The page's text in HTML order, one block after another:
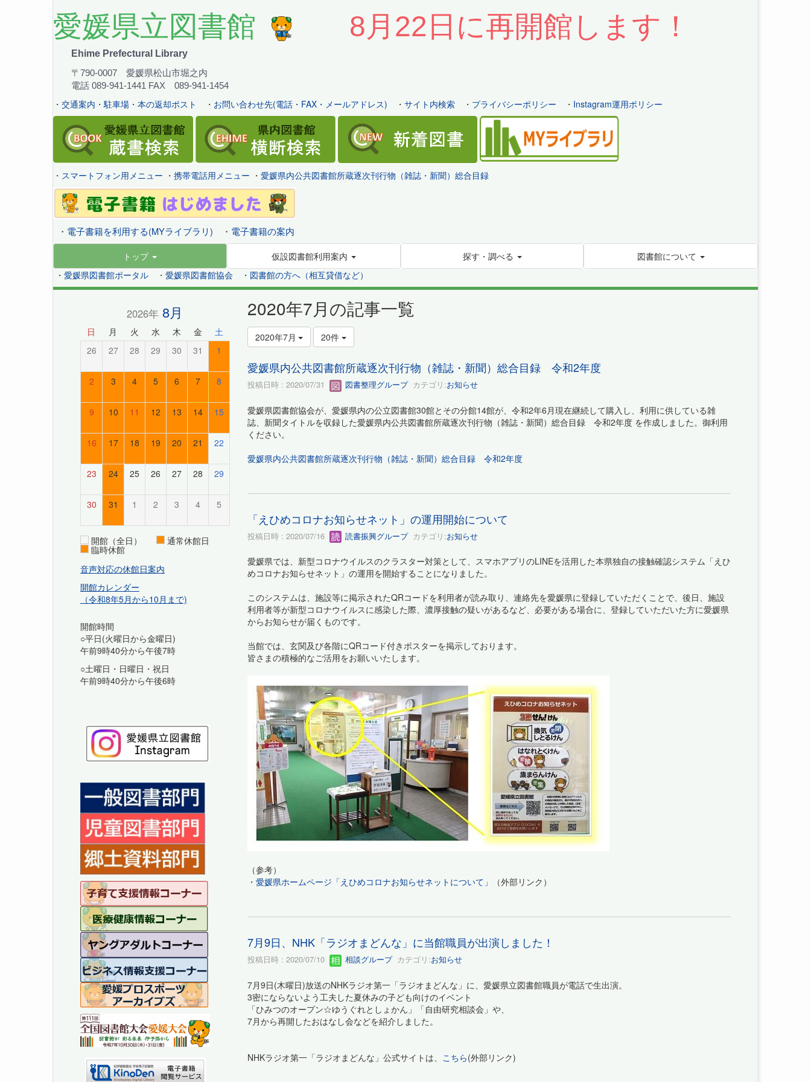
愛媛県立図書館 8月22日に再開館します！
Ehime Prefectural Library
〒790-0007 愛媛県松山市堀之内
電話 089-941-1441 FAX 089-941-1454
・ 交通案内・駐車場・本の返却ポスト ・ お問い合わせ先(電話・FAX・メールアドレス) ・ サイト内検索 ・ プライバシーポリシー ・ Instagram運用ポリシー
・ スマートフォン用メニュー ・ 携帯電話用メニュー ・ 愛媛県内公共図書館所蔵逐次刊行物（雑誌・新聞）総合目録
・ 電子書籍を利用する(MYライブラリ) ・ 電子書籍の案内
トップ 仮設図書館利用案内 探す・調べる
図書館について
・ 愛媛県図書館ポータル ・ 愛媛県図書館協会 ・ 図書館の方へ（相互貸借など）
2020年7月の記事一覧
2020年7月 20件
愛媛県内公共図書館所蔵逐次刊行物（雑誌・新聞）総合目録 令和2年度
投稿日時 : 2020/07/31 図書整理グループカテゴリ:お知らせ
愛媛県図書館協会が、愛媛県内の公立図書館30館とその分館14館が、令和2年6月現在継続して購入し、利用に供している雑
誌、新聞タイトルを収録した愛媛県内公共図書館所蔵逐次刊行物（雑誌・新聞）総合目録 令和2年度 を作成しました。御利用
ください。
愛媛県内公共図書館所蔵逐次刊行物（雑誌・新聞）総合目録 令和2年度
「えひめコロナお知らせネット」の運用開始について
投稿日時 : 2020/07/16 読書振興グループカテゴリ:お知らせ
愛媛県では、新型コロナウイルスのクラスター対策として、スマホアプリのLINEを活用した本県独自の接触確認システム「えひ
めコロナお知らせネット」の運用を開始することになりました。
このシステムは、施設等に掲示されたQRコードを利用者が読み取り、連絡先を愛媛県に登録していただくことで、後日、施設
利用者等が新型コロナウイルスに感染した際、濃厚接触の疑いがあるなど、必要がある場合に、登録していただいた方に愛媛県
からお知らせが届くものです。
当館では、玄関及び各階にQRコード付きポスターを掲示しております。
皆さまの積極的なご活用をお願いいたします。
（参考）
・ 愛媛県ホームページ「えひめコロナお知らせネットについて」 （外部リンク）
7月9日、NHK「ラジオまどんな」に当館職員が出演しました！
投稿日時 : 2020/07/10 相談グループカテゴリ:お知らせ
7月9日(木曜日)放送のNHKラジオ第一「ラジオまどんな」に、愛媛県立図書館職員が電話で生出演。
3密にならないよう工夫した夏休みの子ども向けのイベント
「ひみつのオープン☆ゆうぐれとしょかん」「自由研究相談会」や、
7月から再開したおはなし会などを紹介しました。
NHKラジオ第一「ラジオまどんな」公式サイトは、 こちら(外部リンク)
2026年 8月
日 月 火 水 木 金 土
26 27 28 29 30 31 1
2 3 4 5 6 7 8
9 10 11 12 13 14 15
16 17 18 19 20 21 22
23 24 25 26 27 28 29
30 31 1 2 3 4 5
開館（全日） 通常休館日
臨時休館
音声対応の休館日案内
開館カレンダー
（令和8年5月から10月まで)
開館時間
○平日(火曜日から金曜日)
午前9時40分から午後7時
○土曜日・日曜日・祝日
午前9時40分から午後6時